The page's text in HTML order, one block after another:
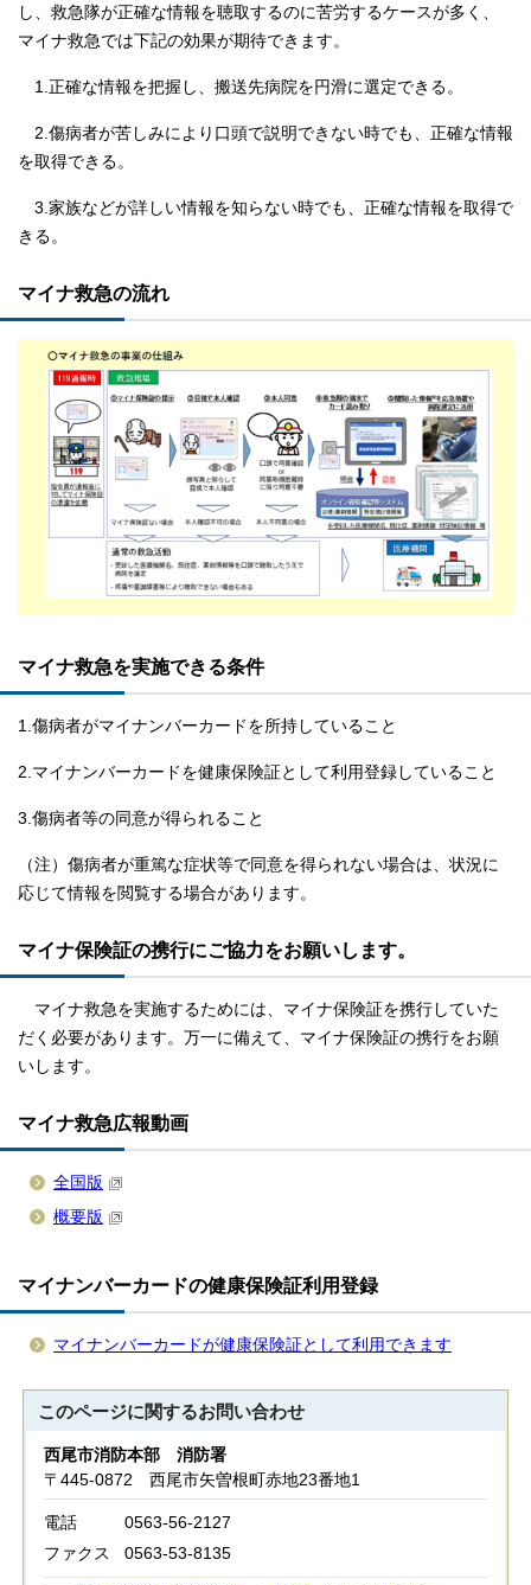
し、救急隊が正確な情報を聴取するのに苦労するケースが多く、
マイナ救急では下記の効果が期待できます。
1.正確な情報を把握し、搬送先病院を円滑に選定できる。
2.傷病者が苦しみにより口頭で説明できない時でも、正確な情報
を取得できる。
3.家族などが詳しい情報を知らない時でも、正確な情報を取得で
きる。
マイナ救急の流れ
マイナ救急を実施できる条件
1.傷病者がマイナンバーカードを所持していること
2.マイナンバーカードを健康保険証として利用登録していること
3.傷病者等の同意が得られること
（注）傷病者が重篤な症状等で同意を得られない場合は、状況に
応じて情報を閲覧する場合があります。
マイナ保険証の携行にご協力をお願いします。
マイナ救急を実施するためには、マイナ保険証を携行していた
だく必要があります。万一に備えて、マイナ保険証の携行をお願
いします。
マイナ救急広報動画
全国版
概要版
マイナンバーカードの健康保険証利用登録
マイナンバーカードが健康保険証として利用できます
このページに関するお問い合わせ
西尾市消防本部 消防署
〒445-0872 西尾市矢曽根町赤地23番地1
電話
0563-56-2127
ファクス
0563-53-8135